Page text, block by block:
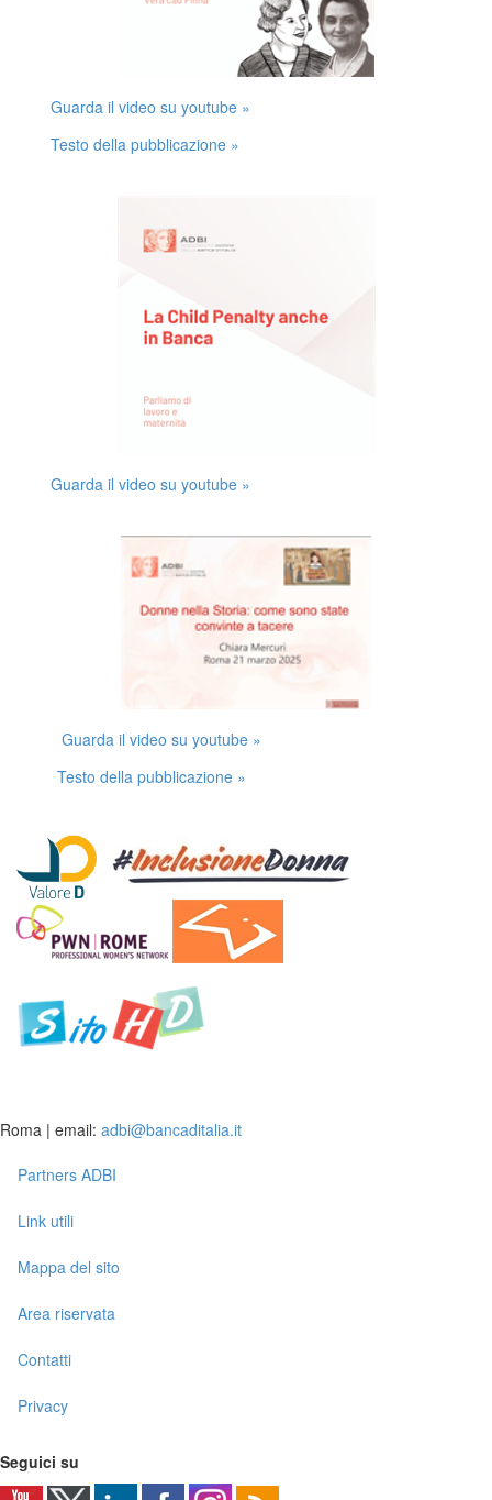
Guarda il video su youtube »
Testo della pubblicazione »
Guarda il video su youtube »
Guarda il video su youtube »
Testo della pubblicazione »
Roma | email: adbi@bancaditalia.it
Partners ADBI
Link utili
Mappa del sito
Area riservata
Contatti
Privacy
Seguici su